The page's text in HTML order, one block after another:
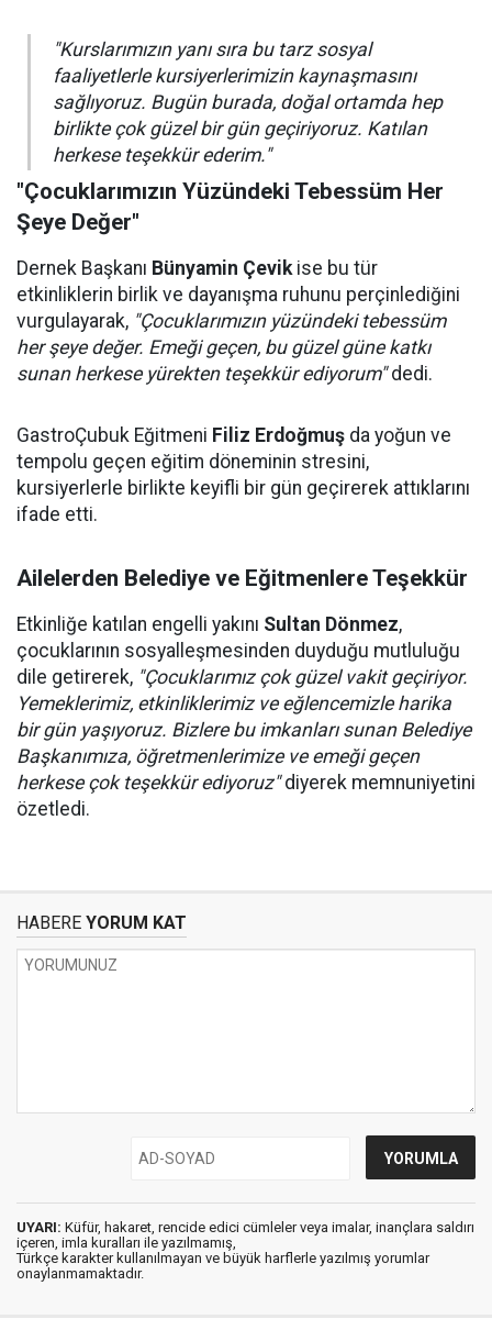
"Kurslarımızın yanı sıra bu tarz sosyal
faaliyetlerle kursiyerlerimizin kaynaşmasını
sağlıyoruz. Bugün burada, doğal ortamda hep
birlikte çok güzel bir gün geçiriyoruz. Katılan
herkese teşekkür ederim."
"Çocuklarımızın Yüzündeki Tebessüm Her
Şeye Değer"
Dernek Başkanı Bünyamin Çevikise bu tür
etkinliklerin birlik ve dayanışma ruhunu perçinlediğini
vurgulayarak, "Çocuklarımızın yüzündeki tebessüm
her şeye değer. Emeği geçen, bu güzel güne katkı
sunan herkese yürekten teşekkür ediyorum"dedi.
GastroÇubuk Eğitmeni Filiz Erdoğmuş da yoğun ve
tempolu geçen eğitim döneminin stresini,
kursiyerlerle birlikte keyifli bir gün geçirerek attıklarını
ifade etti.
Ailelerden Belediye ve Eğitmenlere Teşekkür
Etkinliğe katılan engelli yakını Sultan Dönmez,
çocuklarının sosyalleşmesinden duyduğu mutluluğu
dile getirerek, "Çocuklarımız çok güzel vakit geçiriyor.
Yemeklerimiz, etkinliklerimiz ve eğlencemizle harika
bir gün yaşıyoruz. Bizlere bu imkanları sunan Belediye
Başkanımıza, öğretmenlerimize ve emeği geçen
herkese çok teşekkür ediyoruz"diyerek memnuniyetini
özetledi.
HABERE YORUM KAT
UYARI: Küfür, hakaret, rencide edici cümleler veya imalar, inançlara saldırı
içeren, imla kuralları ile yazılmamış,
Türkçe karakter kullanılmayan ve büyük harflerle yazılmış yorumlar
onaylanmamaktadır.